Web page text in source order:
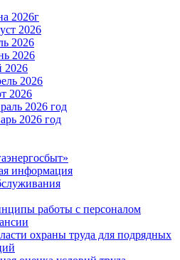
2026г
2026
2026
2026
2026
2026
2026
2026 год
2026 год
информация
работы с персоналом
охраны труда для подрядных